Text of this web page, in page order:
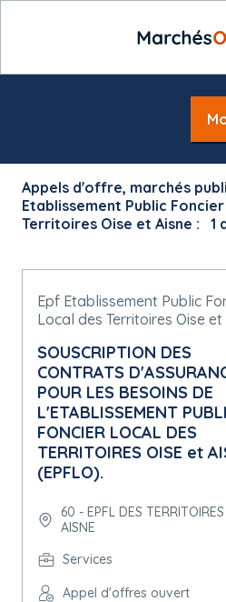
Appels d'offre, marchés
Etablissement Public
Territoires Oise et Aisne :
1
Epf Etablissement Public
Local des Territoires Oise et
SOUSCRIPTION DES
CONTRATS
POUR LES BESOINS DE
L'ETABLISSEMENT
FONCIER LOCAL DES
TERRITOIRES OISE et
(EPFLO).
60 - EPFL DES
AISNE
Services
Appel d'offres ouvert